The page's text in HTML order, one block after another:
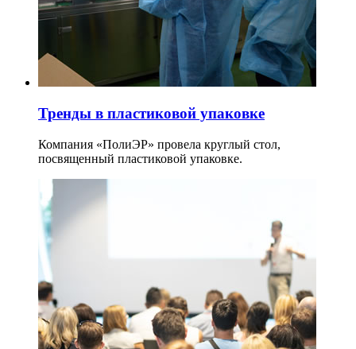
Тренды в пластиковой упаковке
Компания «ПолиЭР» провела круглый стол,
посвященный пластиковой упаковке.